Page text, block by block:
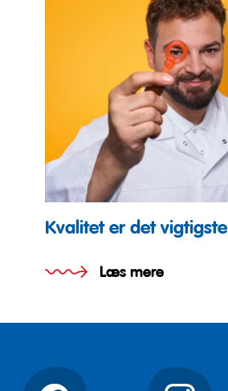
Kvalitet er det vigtigste
Læs mere